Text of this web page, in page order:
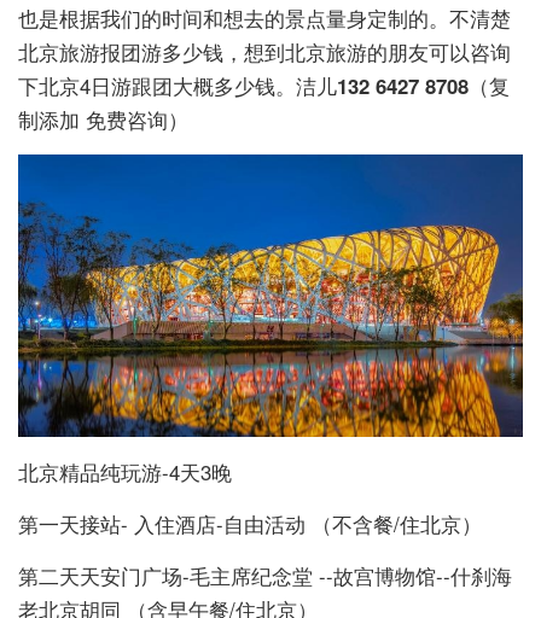
也是根据我们的时间和想去的景点量身定制的。不清楚
北京旅游报团游多少钱，想到北京旅游的朋友可以咨询
下北京4日游跟团大概多少钱。洁儿132 6427 8708 （复
制添加 免费咨询）
北京精品纯玩游-4天3晚
第一天接站- 入住酒店-自由活动 （不含餐/住北京）
第二天天安门广场-毛主席纪念堂 --故宫博物馆--什刹海
老北京胡同 （含早午餐/住北京）